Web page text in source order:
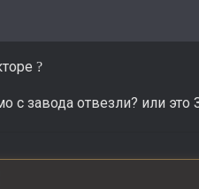
?
с завода отвезли? или